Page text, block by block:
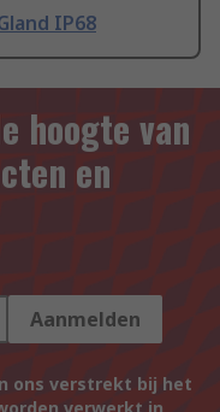
IP68
hoogte van
en
Aanmelden
ons verstrekt bij het